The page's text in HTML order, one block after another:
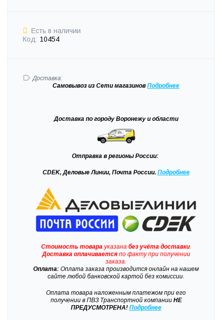
Есть в наличии
Код: 10454
Доставка:
Самовывоз из Сети магазинов Подробнее
Доставка по городу Воронежу и области
Отправка в регионы России:
CDEK, Деловые Линии, Почта России. Подробнее
Стоимость товарауказана без учёта доставки.
Доставкаоплачиваетсяпо факту при получении
заказа.
Оплата: Оплата заказа производится онлайн на нашем
сайте любой банковской картой без комиссии.
Оплата товара наложенным платежом при его
получении в ПВЗ Транспортной компанииНЕ
ПРЕДУСМОТРЕНА! Подробнее